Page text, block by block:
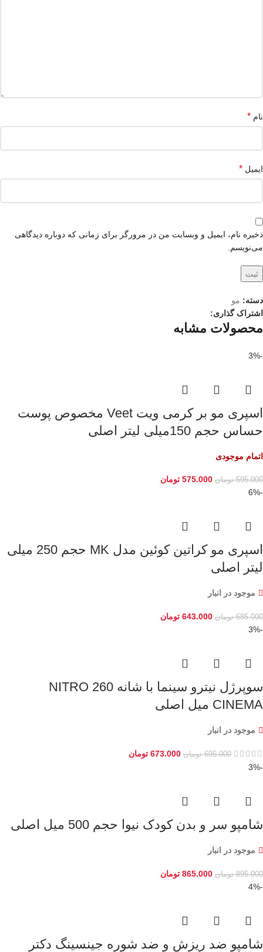
نام *
ایمیل *
ذخیره نام، ایمیل و وبسایت من در مرورگر برای زمانی که دوباره دیدگاهی
می‌نویسم.
دسته: مو
اشتراک گذاری:
محصولات مشابه
-3%
اسپری مو بر کرمی ویت Veet مخصوص پوست
حساس حجم 150میلی لیتر اصلی
اتمام موجودی
595.000 تومان 575.000 تومان
-6%
اسپری مو کراتین کوئین مدل MK حجم 250 میلی
لیتر اصلی
موجود در انبار
685.000 تومان 643.000 تومان
-3%
سوپرژل نیترو سینما با شانه NITRO 260
CINEMA میل اصلی
موجود در انبار
695.000 تومان 673.000 تومان
-3%
شامپو سر و بدن کودک نیوا حجم 500 میل اصلی
موجود در انبار
895.000 تومان 865.000 تومان
-4%
شامپو ضد ریزش و ضد شوره جینسینگ دکتر